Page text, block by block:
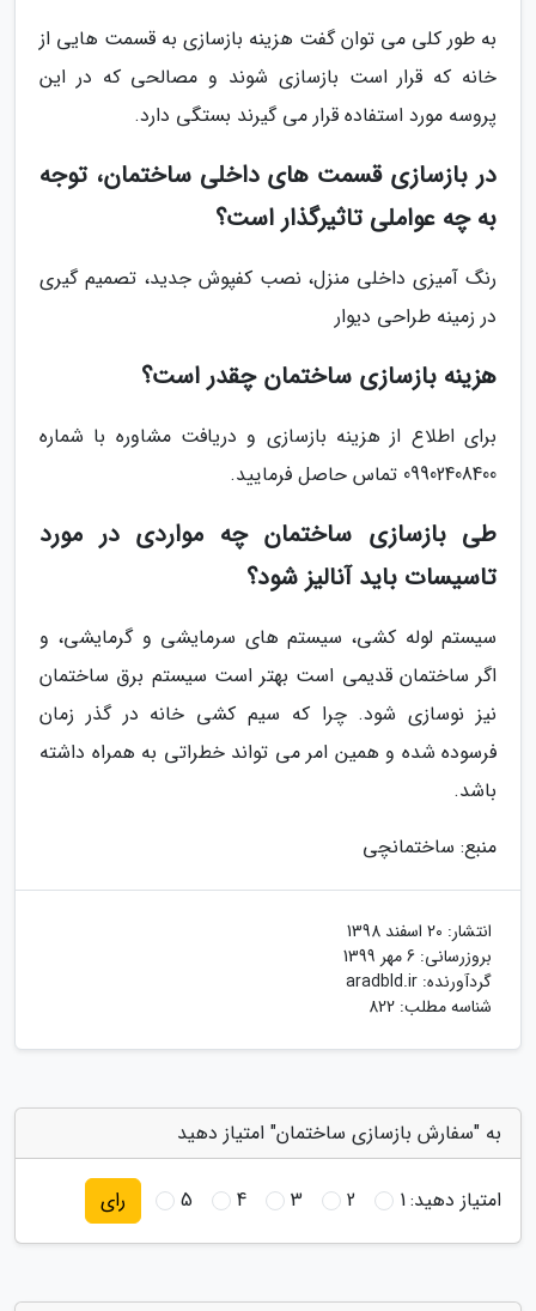
به طور کلی می توان گفت هزینه بازسازی به قسمت هایی از
خانه که قرار است بازسازی شوند و مصالحی که در این
پروسه مورد استفاده قرار می گیرند بستگی دارد.
در بازسازی قسمت های داخلی ساختمان، توجه
به چه عواملی تاثیرگذار است؟
رنگ آمیزی داخلی منزل، نصب کفپوش جدید، تصمیم گیری
در زمینه طراحی دیوار
هزینه بازسازی ساختمان چقدر است؟
برای اطلاع از هزینه بازسازی و دریافت مشاوره با شماره
09902408400 تماس حاصل فرمایید.
طی بازسازی ساختمان چه مواردی در مورد
تاسیسات باید آنالیز شود؟
سیستم لوله کشی، سیستم های سرمایشی و گرمایشی، و
اگر ساختمان قدیمی است بهتر است سیستم برق ساختمان
نیز نوسازی شود. چرا که سیم کشی خانه در گذر زمان
فرسوده شده و همین امر می تواند خطراتی به همراه داشته
باشد.
منبع: ساختمانچی
انتشار: 20 اسفند 1398
بروزرسانی: 6 مهر 1399
گردآورنده: aradbld.ir
شناسه مطلب: 822
به "سفارش بازسازی ساختمان" امتیاز دهید
امتیاز دهید:1
2
3
4
5 رای